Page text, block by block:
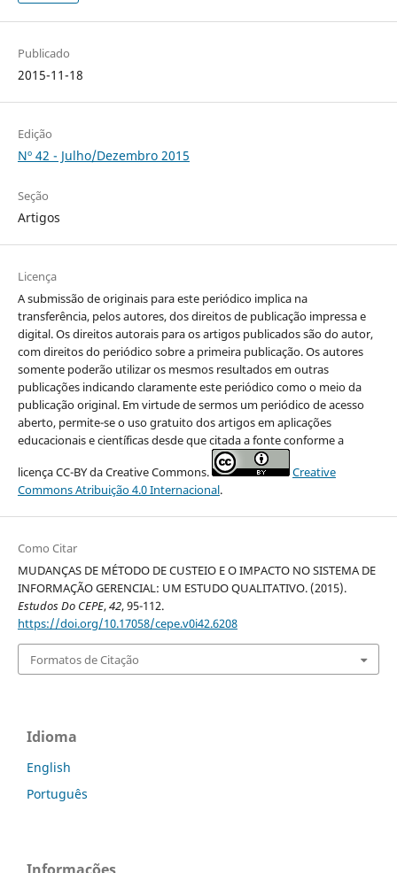
Publicado
2015-11-18
Edição
Nº 42 - Julho/Dezembro 2015
Seção
Artigos
Licença
A submissão de originais para este periódico implica na
transferência, pelos autores, dos direitos de publicação impressa e
digital. Os direitos autorais para os artigos publicados são do autor,
com direitos do periódico sobre a primeira publicação. Os autores
somente poderão utilizar os mesmos resultados em outras
publicações indicando claramente este periódico como o meio da
publicação original. Em virtude de sermos um periódico de acesso
aberto, permite-se o uso gratuito dos artigos em aplicações
educacionais e científicas desde que citada a fonte conforme a
licença CC-BY da Creative Commons.
Creative
Commons Atribuição 4.0 Internacional.
Como Citar
MUDANÇAS DE MÉTODO DE CUSTEIO E O IMPACTO NO SISTEMA DE
INFORMAÇÃO GERENCIAL: UM ESTUDO QUALITATIVO. (2015).
Estudos Do CEPE,42, 95-112.
https://doi.org/10.17058/cepe.v0i42.6208
Formatos de Citação
Idioma
English
Português